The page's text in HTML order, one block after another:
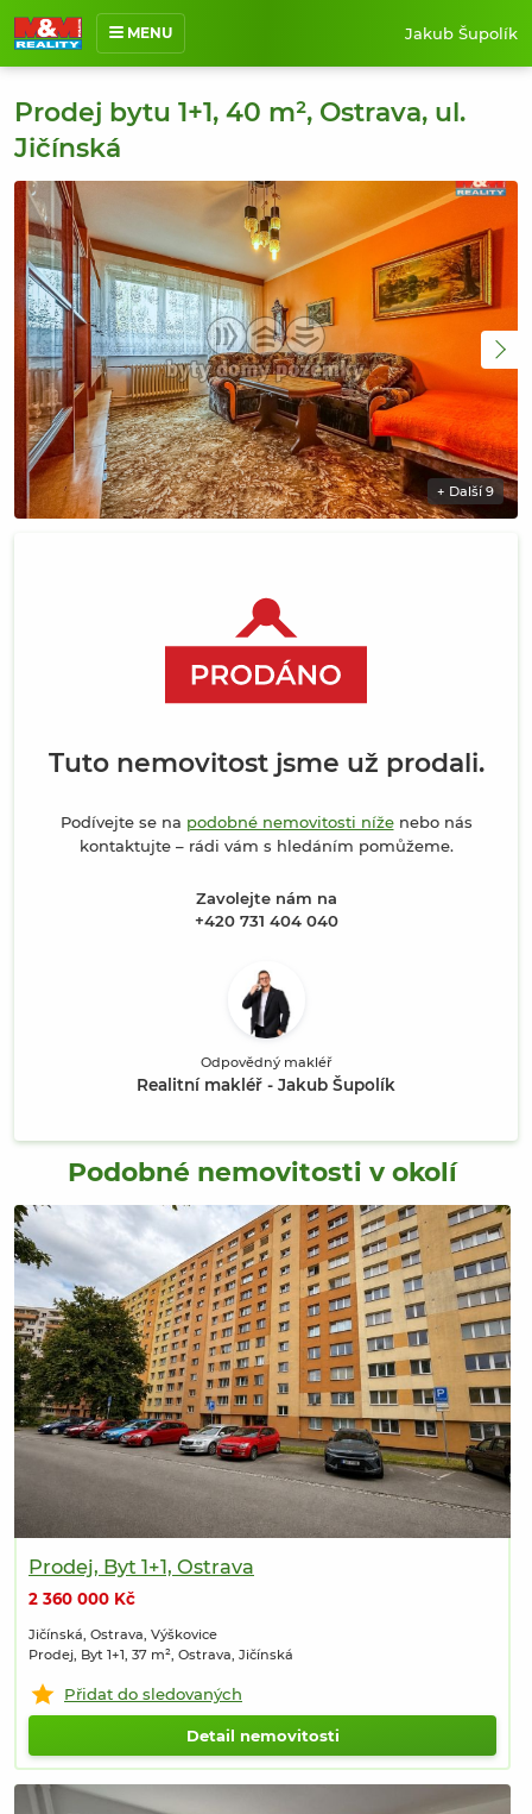
MENU
Nabídka nemovitostí
Reference
Jak pracuji
Kontakt
Jakub Šupolík
Prodej bytu 1+1, 40 m², Ostrava, ul.
Jičínská
+ Další 9
Tuto nemovitost jsme už prodali.
Podívejte se na podobné nemovitosti níženebo nás
kontaktujte – rádi vám s hledáním pomůžeme.
Zavolejte nám na
+420 731 404 040
Odpovědný makléř
Realitní makléř - Jakub Šupolík
Podobné nemovitosti v okolí
Prodej, Byt 1+1, Ostrava
2 360 000 Kč
Jičínská, Ostrava, Výškovice
Prodej, Byt 1+1, 37 m², Ostrava, Jičínská
Přidat do sledovaných
Detail nemovitosti